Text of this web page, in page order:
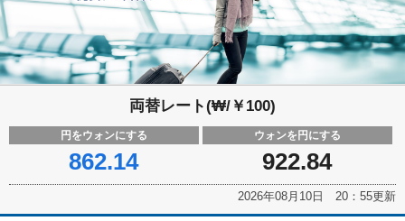
両替レート(₩/￥100)
円をウォンにする
862.14
ウォンを円にする
922.84
2026年08月10日 20：55更新